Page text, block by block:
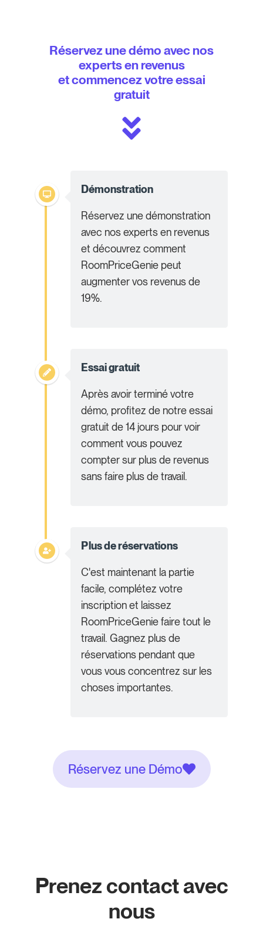
Réservez une démo avec nos
experts en revenus
et commencez votre essai
gratuit
Démonstration
Réservez une démonstration
avec nos experts en revenus
et découvrez comment
RoomPriceGenie peut
augmenter vos revenus de
19%.
Essai gratuit
Après avoir terminé votre
démo, profitez de notre essai
gratuit de 14 jours pour voir
comment vous pouvez
compter sur plus de revenus
sans faire plus de travail.
Plus de réservations
C'est maintenant la partie
facile, complétez votre
inscription et laissez
RoomPriceGenie faire tout le
travail. Gagnez plus de
réservations pendant que
vous vous concentrez sur les
choses importantes.
Réservez une Démo
Prenez contact avec
nous